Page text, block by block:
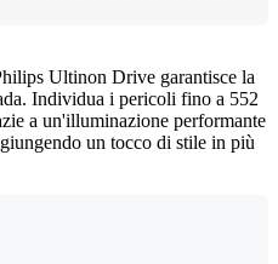
Ultinon Drive garantisce la
Individua i pericoli fino a 552
a un'illuminazione performante
un tocco di stile in più